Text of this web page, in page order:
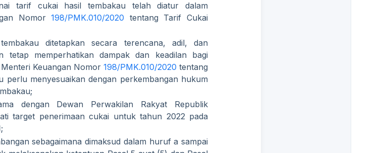
tarif cukai hasil tembakau telah diatur dalam
Nomor198/PMK.010/2020 tentang Tarif Cukai
ditetapkan secara terencana, adil, dan
tetap memperhatikan dampak dan keadilan bagi
Keuangan Nomor 198/PMK.010/2020 tentang
perlu menyesuaikan dengan perkembangan hukum
dengan Dewan Perwakilan Rakyat Republik
target penerimaan cukai untuk tahun 2022 pada
sebagaimana dimaksud dalam huruf a sampai